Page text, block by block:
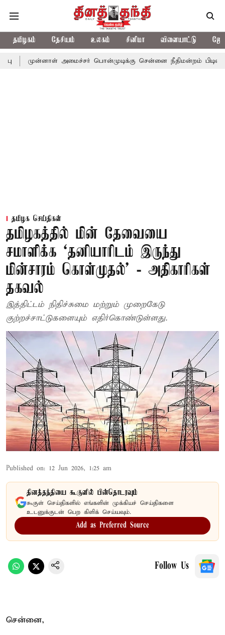
தமிழகம் தேசியம் உலகம் சினிமா விளையாட்டு
முன்னாள் அமைச்சர் பொன்முடிக்கு சென்னை நீதிமன்றம்
தமிழக செய்திகள்
தமிழகத்தில் மின் தேவையை
சமாளிக்க ‘தனியாரிடம் இருந்து
மின்சாரம் கொள்முதல்’ - அதிகாரிகள்
தகவல்
இத்திட்டம் நிதிச்சுமை மற்றும் முறைகேடு
குற்றச்சாட்டுகளையும் எதிர்கொண்டுள்ளது.
Published on: 12 Jun 2026, 1:25 am
தினத்தந்தியை கூகுளில் பின்தொடரவும்
கூகுள் செய்திகளில் எங்களின் முக்கியச் செய்திகளை
உடனுக்குடன் பெற கிளிக் செய்யவும்.
Add as Preferred Source
Follow Us
சென்னை,